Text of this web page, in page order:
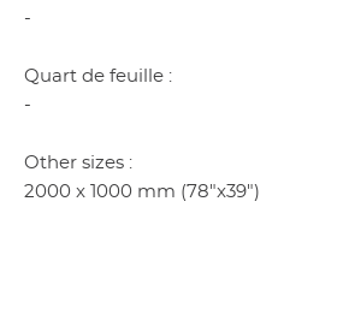
-
Quart de feuille :
-
Other sizes :
2000 x 1000 mm (78"x39")